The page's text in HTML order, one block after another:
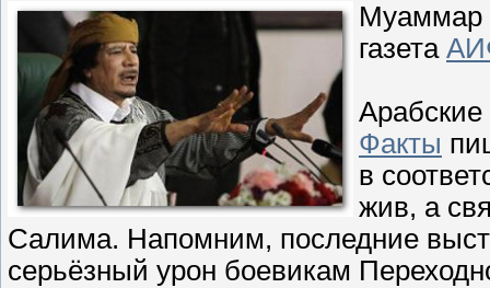
Муаммар
газета
Факты
в
жив, а
Салима. Напомним, последние
серьёзный урон боевикам